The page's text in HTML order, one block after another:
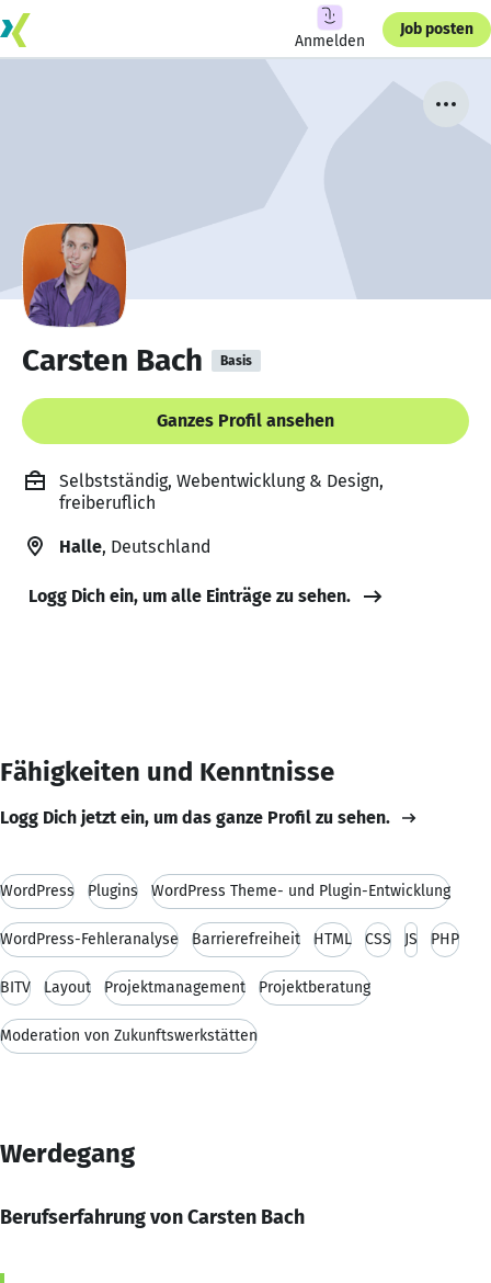
Anmelden
Job posten
Carsten Bach Basis
Ganzes Profil ansehen
Selbstständig, Webentwicklung & Design,
freiberuflich
Halle, Deutschland
Logg Dich ein, um alle Einträge zu sehen.
Fähigkeiten und Kenntnisse
Logg Dich jetzt ein, um das ganze Profil zu sehen.
WordPress Plugins WordPress Theme- und Plugin-Entwicklung
WordPress-Fehleranalyse Barrierefreiheit HTML CSS JS PHP
BITV Layout Projektmanagement Projektberatung
Moderation von Zukunftswerkstätten
Werdegang
Berufserfahrung von Carsten Bach